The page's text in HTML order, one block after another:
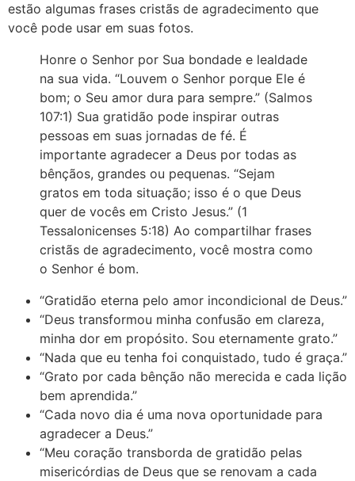
estão algumas frases cristãs de agradecimento que
você pode usar em suas fotos.
Honre o Senhor por Sua bondade e lealdade
na sua vida. “Louvem o Senhor porque Ele é
bom; o Seu amor dura para sempre.” (Salmos
107:1) Sua gratidão pode inspirar outras
pessoas em suas jornadas de fé. É
importante agradecer a Deus por todas as
bênçãos, grandes ou pequenas. “Sejam
gratos em toda situação; isso é o que Deus
quer de vocês em Cristo Jesus.” (1
Tessalonicenses 5:18) Ao compartilhar frases
cristãs de agradecimento, você mostra como
o Senhor é bom.
“Gratidão eterna pelo amor incondicional de Deus.”
“Deus transformou minha confusão em clareza,
minha dor em propósito. Sou eternamente grato.”
“Nada que eu tenha foi conquistado, tudo é graça.”
“Grato por cada bênção não merecida e cada lição
bem aprendida.”
“Cada novo dia é uma nova oportunidade para
agradecer a Deus.”
“Meu coração transborda de gratidão pelas
misericórdias de Deus que se renovam a cada